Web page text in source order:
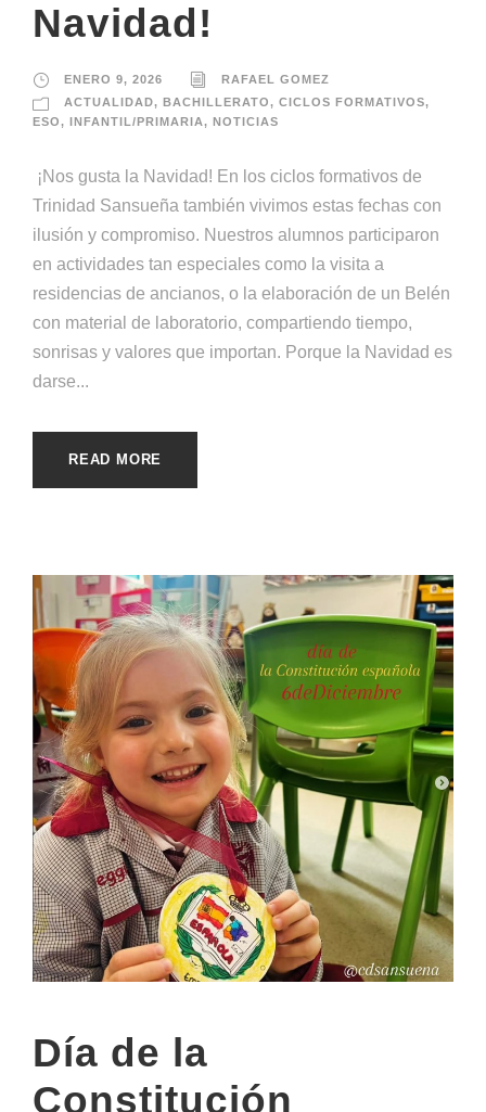
Navidad!
ENERO 9, 2026
RAFAEL GOMEZ
ACTUALIDAD, BACHILLERATO, CICLOS FORMATIVOS,
ESO, INFANTIL/PRIMARIA, NOTICIAS
¡Nos gusta la Navidad! En los ciclos formativos de
Trinidad Sansueña también vivimos estas fechas con
ilusión y compromiso. Nuestros alumnos participaron
en actividades tan especiales como la visita a
residencias de ancianos, o la elaboración de un Belén
con material de laboratorio, compartiendo tiempo,
sonrisas y valores que importan. Porque la Navidad es
darse...
READ MORE
Día de la
Constitución